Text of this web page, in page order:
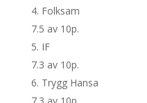
Folksam
7.5 av 10p.
IF
7.3 av 10p.
Trygg Hansa